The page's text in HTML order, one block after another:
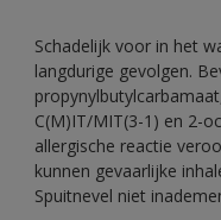
Schadelijk voor in het
langdurige gevolgen.
C(M)IT/MIT(3-1) en 2-
allergische reactie
kunnen gevaarlijke
Spuitnevel niet